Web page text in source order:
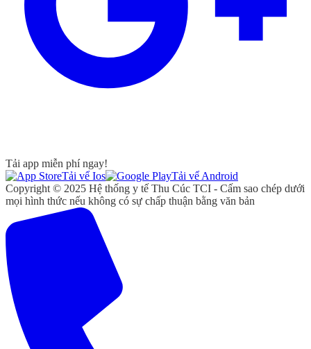
Tải app miễn phí ngay!
Tải vể Ios
Tải vể Android
Copyright © 2025 Hệ thống y tế Thu Cúc TCI - Cấm sao chép dưới
mọi hình thức nếu không có sự chấp thuận bằng văn bản